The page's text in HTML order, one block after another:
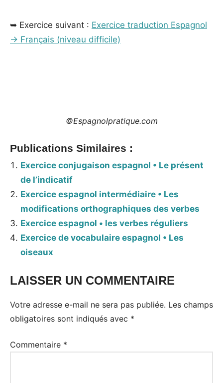
➥ Exercice suivant : Exercice traduction Espagnol
→ Français (niveau difficile)
©Espagnolpratique.com
Publications Similaires :
Exercice conjugaison espagnol • Le présent
de l’indicatif
Exercice espagnol intermédiaire • Les
modifications orthographiques des verbes
Exercice espagnol • les verbes réguliers
Exercice de vocabulaire espagnol • Les
oiseaux
LAISSER UN COMMENTAIRE
Votre adresse e-mail ne sera pas publiée. Les champs
obligatoires sont indiqués avec *
Commentaire *